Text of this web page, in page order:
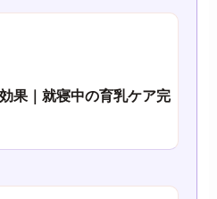
果｜就寝中の育乳ケア完